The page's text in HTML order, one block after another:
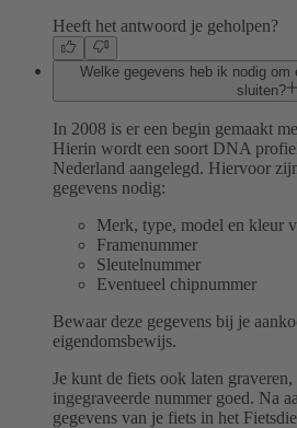
Heeft het antwoord je geholpen?
Welke gegevens heb ik nodig
sluiten?
In 2008 is er een begin gemaakt
Hierin wordt een soort DNA
Nederland aangelegd. Hiervoor
gegevens nodig:
Merk, type, model en kleur
Framenummer
Sleutelnummer
Eventueel chipnummer
Bewaar deze gegevens bij je
eigendomsbewijs.
Je kunt de fiets ook laten
ingegraveerde nummer goed. Na
gegevens van je fiets in het